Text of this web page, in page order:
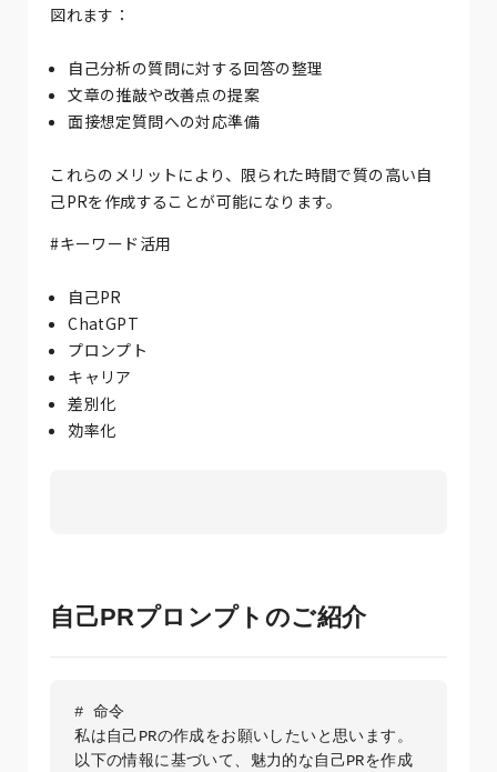
図れます：
自己分析の質問に対する回答の整理
文章の推敲や改善点の提案
面接想定質問への対応準備
これらのメリットにより、限られた時間で質の高い自
己PRを作成することが可能になります。
#キーワード活用
自己PR
ChatGPT
プロンプト
キャリア
差別化
効率化
自己PRプロンプトのご紹介
# 命令
私は自己PRの作成をお願いしたいと思います。
以下の情報に基づいて、魅力的な自己PRを作成